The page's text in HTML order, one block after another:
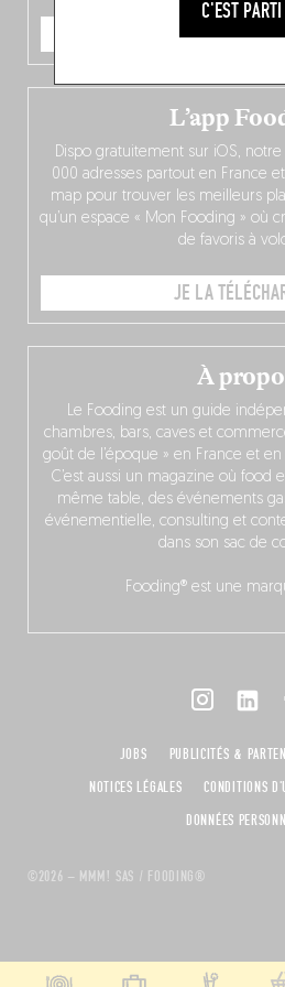
C'EST
JE
À
Le Fooding est un guide
chambres, bars, caves et
goût de l’époque » en France et
C’est aussi un magazine où food
même table, des événements
événementielle, consulting et
dans son sac de
Fooding® est une
L’app
Dispo gratuitement sur iOS,
000 adresses partout en France
map pour trouver les meilleurs
qu’un espace « Mon Fooding » où
de favoris à
JE LA
©2026 – MMM! SAS / FOODING®
JOBS PUBLICITÉS &
NOTICES LÉGALES
CONDITIONS
DONNÉES